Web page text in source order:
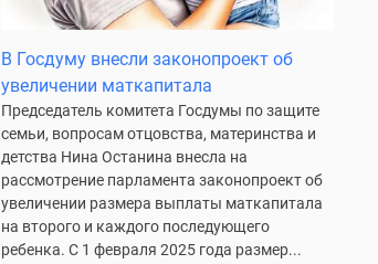
В Госдуму внесли законопроект об
увеличении маткапитала
Председатель комитета Госдумы по защите
семьи, вопросам отцовства, материнства и
детства Нина Останина внесла на
рассмотрение парламента законопроект об
увеличении размера выплаты маткапитала
на второго и каждого последующего
ребенка. С 1 февраля 2025 года размер...